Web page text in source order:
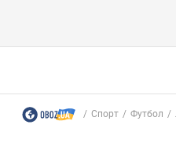
Спорт Футбол